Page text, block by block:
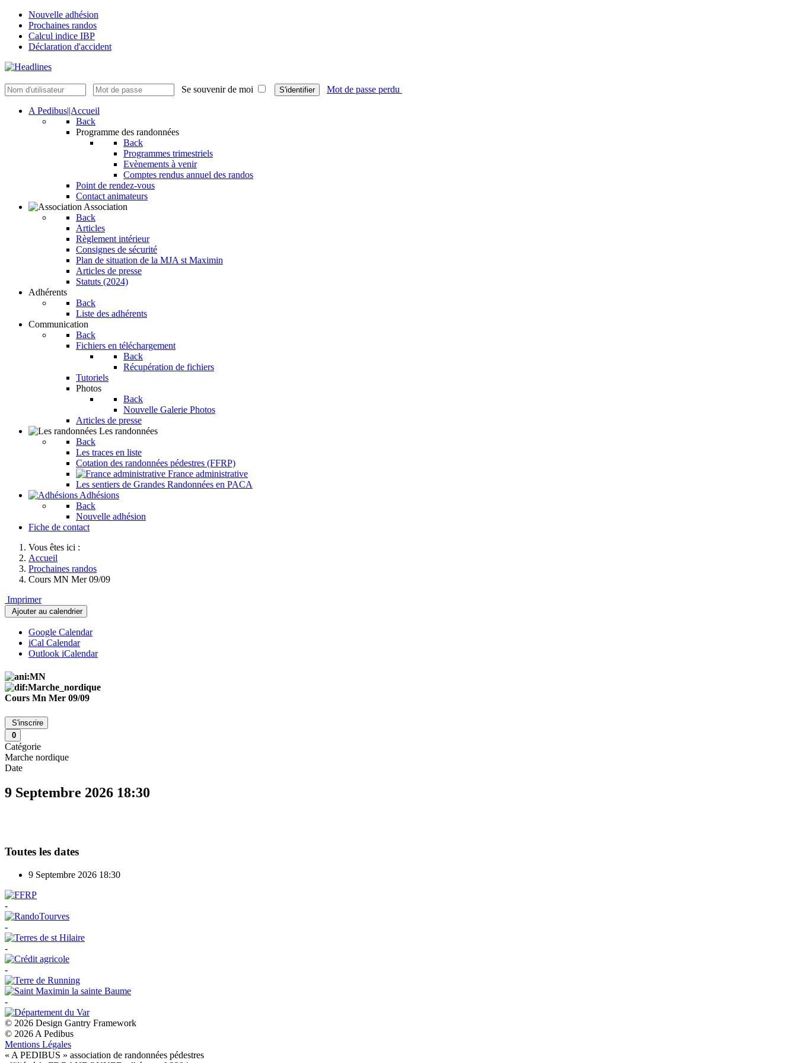
Nouvelle adhésion
Prochaines randos
Calcul indice IBP
Déclaration d'accident
Se souvenir de moi S'identifier Mot de passe perdu
A Pedibus||Accueil
Back
Programme des randonnées
Back
Programmes trimestriels
Evènements à venir
Comptes rendus annuel des randos
Point de rendez-vous
Contact animateurs
Association
Back
Articles
Règlement intérieur
Consignes de sécurité
Plan de situation de la MJA st Maximin
Articles de presse
Statuts (2024)
Adhérents
Back
Liste des adhérents
Communication
Back
Fichiers en téléchargement
Back
Récupération de fichiers
Tutoriels
Photos
Back
Nouvelle Galerie Photos
Articles de presse
Les randonnées
Back
Les traces en liste
Cotation des randonnées pédestres (FFRP)
France administrative
Les sentiers de Grandes Randonnées en PACA
Adhésions
Back
Nouvelle adhésion
Fiche de contact
Vous êtes ici :
Accueil
Prochaines randos
Cours MN Mer 09/09
Imprimer
Ajouter au calendrier
Google Calendar
iCal Calendar
Outlook iCalendar
Cours Mn Mer 09/09
S'inscrire
0
Catégorie
Marche nordique
Date
9 Septembre 2026 18:30
Toutes les dates
9 Septembre 2026 18:30
-
-
-
-
-
© 2026 Design Gantry Framework
© 2026 A Pedibus
Mentions Légales
« A PEDIBUS » association de randonnées pédestres